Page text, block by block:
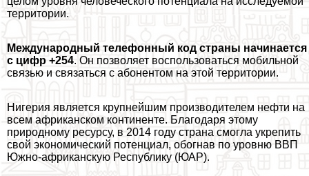
территории.
Международный телефонный код страны начинается
с цифр +254. Он позволяет воспользоваться мобильной
связью и связаться с абонентом на этой территории.
Нигерия является крупнейшим производителем нефти на
всем африканском континенте. Благодаря этому
природному ресурсу, в 2014 году страна смогла укрепить
свой экономический потенциал, обогнав по уровню ВВП
Южно-африканскую Республику (ЮАР).